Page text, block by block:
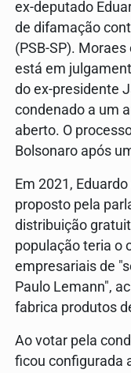
ex-deputado
de difamação
(PSB-SP).
está em
do ex-presidente
condenado a um
aberto. O
Bolsonaro após
Em 2021,
proposto pela
distribuição
população teria o
empresariais de
Paulo Lemann",
fabrica produtos
Ao votar pela
ficou configurada